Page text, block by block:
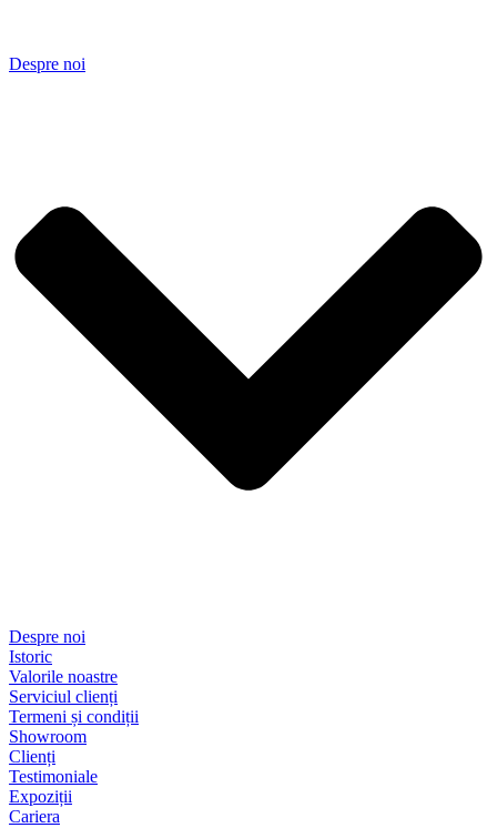
Despre noi
Despre noi
Istoric
Valorile noastre
Serviciul clienți
Termeni și condiții
Showroom
Clienți
Testimoniale
Expoziții
Cariera